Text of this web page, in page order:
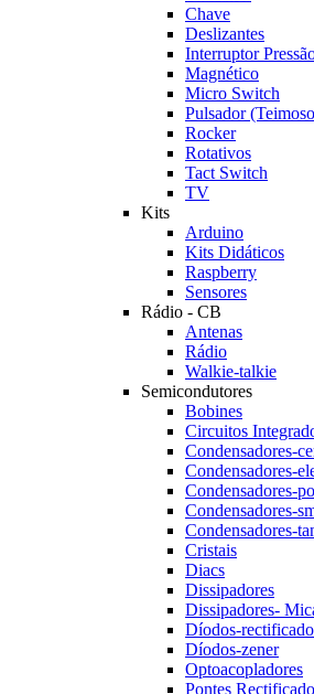
Chave
Deslizantes
Interruptor
Magnético
Micro Switch
Pulsador
Rocker
Rotativos
Tact Switch
TV
Kits
Arduino
Kits Didáticos
Raspberry
Sensores
Rádio - CB
Antenas
Rádio
Walkie-talkie
Semicondutores
Bobines
Circuitos
Condensadores-
Condensadores-
Condensadores-
Condensadores-
Condensadores-
Cristais
Diacs
Dissipadores
Dissipadores-
Díodos-
Díodos-zener
Optoacopladores
Pontes